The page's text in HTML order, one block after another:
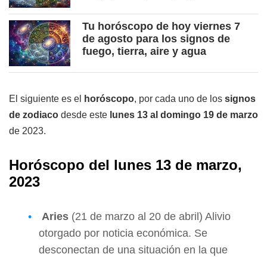
Tu horóscopo de hoy viernes 7
de agosto para los signos de
fuego, tierra, aire y agua
El siguiente es el horóscopo, por cada uno de los signos
de zodiaco desde este lunes 13 al domingo 19 de marzo
de 2023.
Horóscopo del lunes 13 de marzo,
2023
Aries (21 de marzo al 20 de abril) Alivio
otorgado por noticia económica. Se
desconectan de una situación en la que